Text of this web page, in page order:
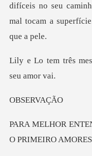
difíceis
ERV
O PRIME